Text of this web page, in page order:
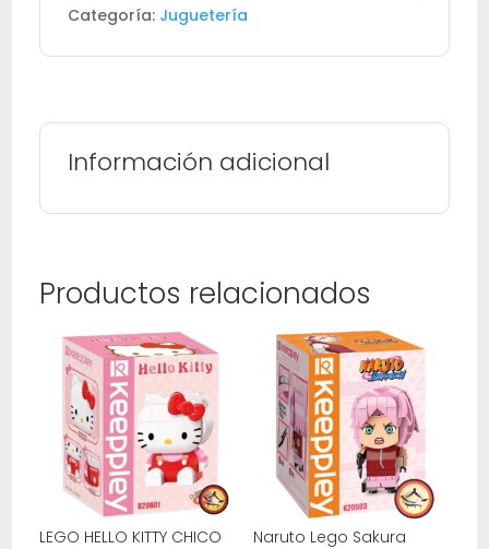
de
Dragon
Majin
Buu
GYM
Categoría: Juguetería
Información adicional
Productos relacionados
LEGO HELLO KITTY CHICO Naruto Lego Sakura